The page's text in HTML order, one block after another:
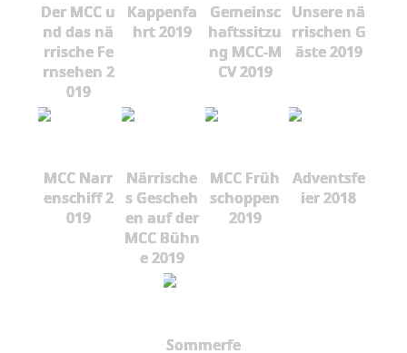
Der MCC u
nd das nä
rrische Fe
rnsehen 2
019
Kappenfa
hrt 2019
Gemeinsc
haftssitzu
ng MCC-M
CV 2019
Unsere nä
rrischen G
äste 2019
MCC Narr
enschiff 2
019
Närrische
s Gescheh
en auf der
MCC Bühn
e 2019
MCC Früh
schoppen
2019
Adventsfe
ier 2018
Sommerfe